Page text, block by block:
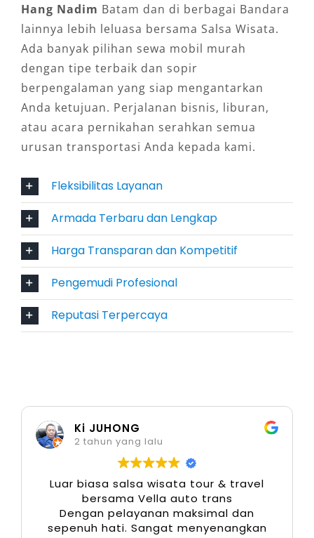
Fortuner adalah pilihan tepat. Dilengkapi
mesin bertenaga dan kabin mewah, mobil ini
cocok untuk tamu VIP maupun perjalanan jarak
jauh. Banyak klien memilih Fortuner untuk
sewa mobil dengan sopir Bandara Batam
karena citra premium yang ditawarkan.
7. Mitsubishi Pajero
Sebagai pesaing Fortuner, Mitsubishi Pajero
hadir dengan performa kuat dan kenyamanan
kabin tingkat tinggi. Mobil ini sangat cocok
digunakan untuk perjalanan bisnis, wisata
keluarga, maupun kunjungan resmi. Pajero
memberikan kesan elegan sekaligus tangguh di
setiap rute.
8. Mitsubishi Xpander
menarik. Dengan desain modern, kabin lega,
serta konsumsi bahan bakar hemat, Xpander
sangat cocok untuk kebutuhan rental mobil di
Bandara Batam baik lepas kunci maupun
dengan sopir. Kendaraan ini populer untuk
antar jemput bandara hingga perjalanan
harian.
Hang Nadim Batam dan di berbagai Bandara
lainnya lebih leluasa bersama Salsa Wisata.
Ada banyak pilihan sewa mobil murah
dengan tipe terbaik dan sopir
berpengalaman yang siap mengantarkan
Anda ketujuan. Perjalanan bisnis, liburan,
atau acara pernikahan serahkan semua
urusan transportasi Anda kepada kami.
Fleksibilitas Layanan
Armada Terbaru dan Lengkap
Harga Transparan dan Kompetitif
Pengemudi Profesional
Reputasi Terpercaya
Ki JUHONG
2 tahun yang lalu
Luar biasa salsa wisata tour & travel
bersama Vella auto trans
Dengan pelayanan maksimal dan
sepenuh hati. Sangat menyenangkan